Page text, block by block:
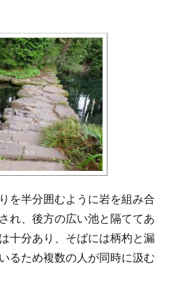
を半分囲むように岩を組み合
れ、後方の広い池と隔ててあ
十分あり、そばには柄杓と漏
るため複数の人が同時に汲む